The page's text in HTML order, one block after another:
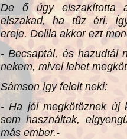
De ő úgy elszakította
elszakad, ha tűz éri.
ereje. Delila akkor ezt
- Becsaptál, és hazudtál
nekem, mivel lehet
Sámson így felelt neki:
- Ha jól megkötöznek új
sem használtak,
más ember.-